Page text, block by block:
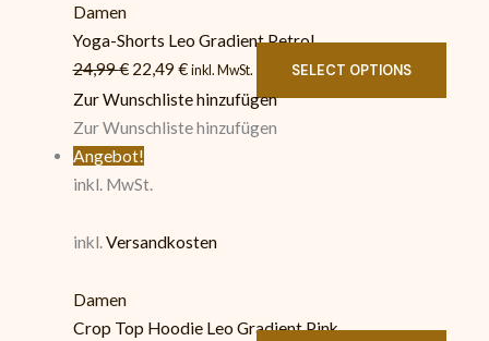
Damen
Yoga-Shorts Leo Gradient Petrol
24,99€ 22,49 € inkl. MwSt. SELECT OPTIONS
Zur Wunschliste hinzufügen
Zur Wunschliste hinzufügen
Angebot!
inkl. MwSt.
inkl.Versandkosten
Damen
Crop Top Hoodie Leo Gradient Pink